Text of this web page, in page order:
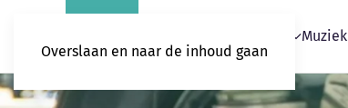
Overslaan en naar de inhoud gaan
Muziek